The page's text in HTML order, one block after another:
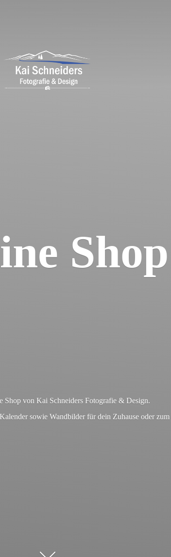
Shop
Shop von Kai Schneiders Fotografie & Design.
sowie Wandbilder für dein Zuhause oder zum